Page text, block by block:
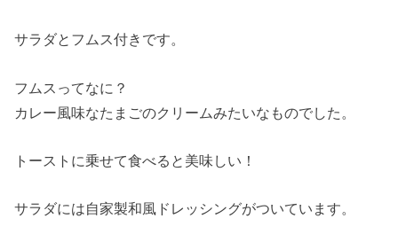
サラダとフムス付きです。
フムスってなに？
カレー風味なたまごのクリームみたいなものでした。
トーストに乗せて食べると美味しい！
サラダには自家製和風ドレッシングがついています。